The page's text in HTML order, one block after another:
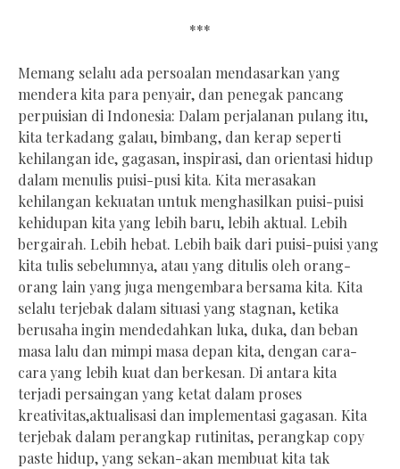
***
Memang selalu ada persoalan mendasarkan yang
mendera kita para penyair, dan penegak pancang
perpuisian di Indonesia: Dalam perjalanan pulang itu,
kita terkadang galau, bimbang, dan kerap seperti
kehilangan ide, gagasan, inspirasi, dan orientasi hidup
dalam menulis puisi-pusi kita. Kita merasakan
kehilangan kekuatan untuk menghasilkan puisi-puisi
kehidupan kita yang lebih baru, lebih aktual. Lebih
bergairah. Lebih hebat. Lebih baik dari puisi-puisi yang
kita tulis sebelumnya, atau yang ditulis oleh orang-
orang lain yang juga mengembara bersama kita. Kita
selalu terjebak dalam situasi yang stagnan, ketika
berusaha ingin mendedahkan luka, duka, dan beban
masa lalu dan mimpi masa depan kita, dengan cara-
cara yang lebih kuat dan berkesan. Di antara kita
terjadi persaingan yang ketat dalam proses
kreativitas,aktualisasi dan implementasi gagasan. Kita
terjebak dalam perangkap rutinitas, perangkap copy
paste hidup, yang sekan-akan membuat kita tak